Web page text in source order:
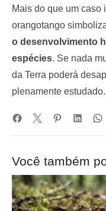
Mais do que um
orangotango
o desenvolvimento
espécies. Se nada
da Terra poderá
plenamente estudado.
Você também